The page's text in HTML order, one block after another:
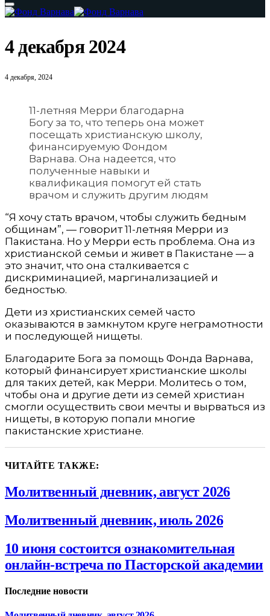
4 декабря 2024
4 декабря, 2024
11-летняя Мерри благодарна
Богу за то, что теперь она может
посещать христианскую школу,
финансируемую Фондом
Варнава. Она надеется, что
полученные навыки и
квалификация помогут ей стать
врачом и служить другим людям
“Я хочу стать врачом, чтобы служить бедным
общинам”, — говорит 11-летняя Мерри из
Пакистана. Но у Мерри есть проблема. Она из
христианской семьи и живет в Пакистане — а
это значит, что она сталкивается с
дискриминацией, маргинализацией и
бедностью.
Дети из христианских семей часто
оказываются в замкнутом круге неграмотности
и последующей нищеты.
Благодарите Бога за помощь Фонда Варнава,
который финансирует христианские школы
для таких детей, как Мерри. Молитесь о том,
чтобы она и другие дети из семей христиан
смогли осуществить свои мечты и вырваться из
нищеты, в которую попали многие
пакистанские христиане.
ЧИТАЙТЕ ТАКЖЕ:
Молитвенный дневник, август 2026
Молитвенный дневник, июль 2026
10 июня состоится ознакомительная
онлайн-встреча по Пасторской академии
Последние новости